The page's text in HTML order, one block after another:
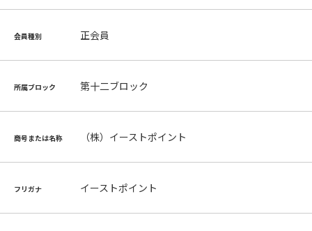
会員種別 正会員
所属ブロック 第十二ブロック
商号または名称 （株）イーストポイント
フリガナ イーストポイント